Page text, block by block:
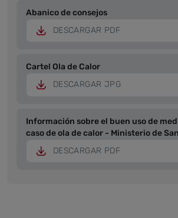
Abanico de consejos
DESCARGAR PDF
Cartel Ola de Calor
DESCARGAR JPG
Información sobre el buen uso de
caso de ola de calor - Ministerio de
DESCARGAR PDF